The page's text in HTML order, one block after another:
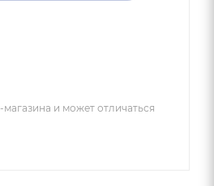
и может отличаться